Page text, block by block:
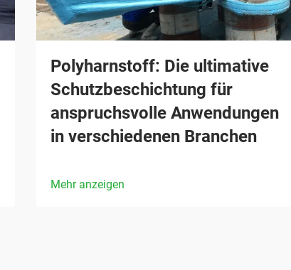
Polyharnstoff: Die ultimative
Schutzbeschichtung für
anspruchsvolle Anwendungen
in verschiedenen Branchen
Mehr anzeigen